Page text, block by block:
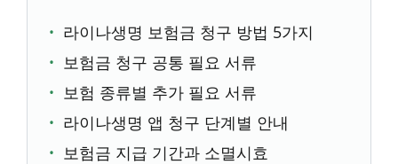
라이나생명 보험금 청구 방법 5가지
보험금 청구 공통 필요 서류
보험 종류별 추가 필요 서류
라이나생명 앱 청구 단계별 안내
보험금 지급 기간과 소멸시효